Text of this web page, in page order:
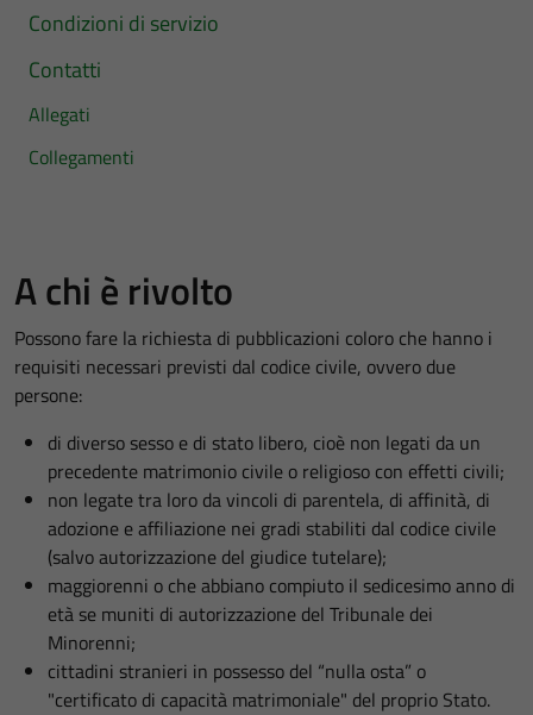
Condizioni di servizio
Contatti
Allegati
Collegamenti
A chi è rivolto
Possono fare la richiesta di pubblicazioni coloro che hanno i
requisiti necessari previsti dal codice civile, ovvero due
persone:
di diverso sesso e di stato libero, cioè non legati da un
precedente matrimonio civile o religioso con effetti civili;
non legate tra loro da vincoli di parentela, di affinità, di
adozione e affiliazione nei gradi stabiliti dal codice civile
(salvo autorizzazione del giudice tutelare);
maggiorenni o che abbiano compiuto il sedicesimo anno di
età se muniti di autorizzazione del Tribunale dei
Minorenni;
cittadini stranieri in possesso del “nulla osta” o
"certificato di capacità matrimoniale" del proprio Stato.